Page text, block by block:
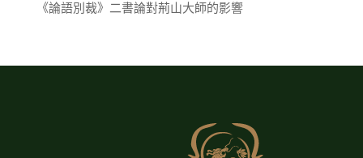
《論語別裁》二書論對荊山大師的影響